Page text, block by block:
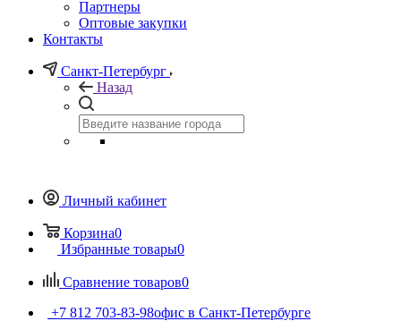
Партнеры
Оптовые закупки
Контакты
Санкт-Петербург
Назад
Личный кабинет
Корзина0
Избранные товары0
Сравнение товаров0
+7 812 703-83-98офис в Санкт-Петербурге